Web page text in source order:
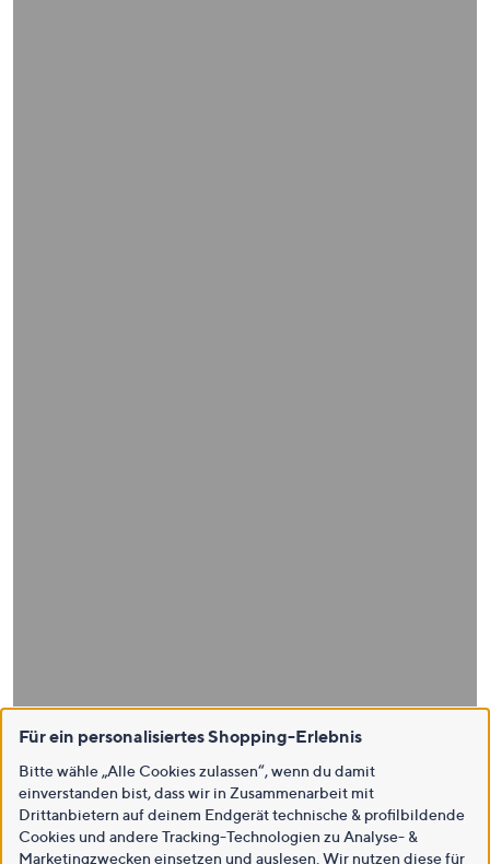
Für ein personalisiertes Shopping-Erlebnis
Bitte wähle „Alle Cookies zulassen“, wenn du damit
einverstanden bist, dass wir in Zusammenarbeit mit
Drittanbietern auf deinem Endgerät technische & profilbildende
Cookies und andere Tracking-Technologien zu Analyse- &
Marketingzwecken einsetzen und auslesen. Wir nutzen diese für